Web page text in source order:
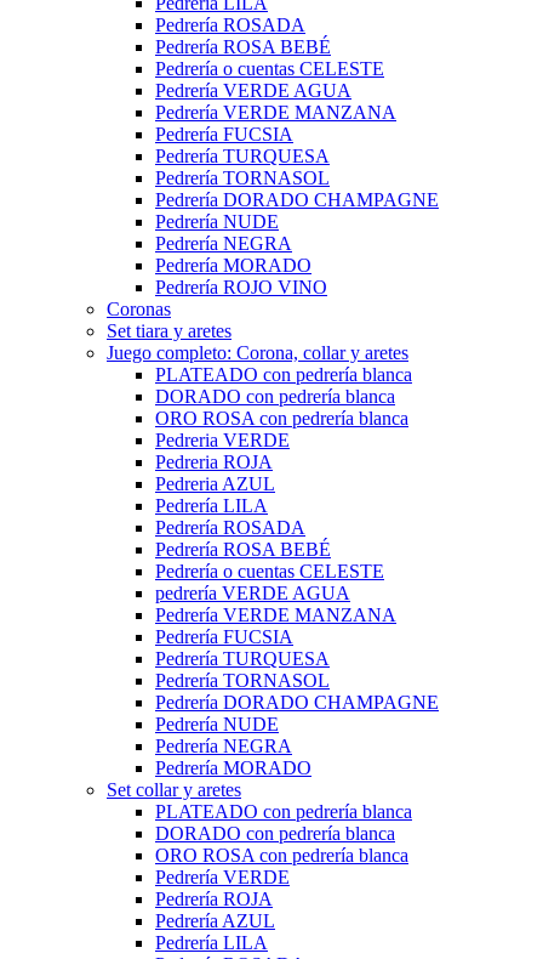
Pedrería ROSADA
Pedrería ROSA BEBÉ
Pedrería o cuentas CELESTE
Pedrería VERDE AGUA
Pedrería VERDE MANZANA
Pedrería FUCSIA
Pedrería TURQUESA
Pedrería TORNASOL
Pedrería DORADO CHAMPAGNE
Pedrería NUDE
Pedrería NEGRA
Pedrería MORADO
Pedrería ROJO VINO
Coronas
Set tiara y aretes
Juego completo: Corona, collar y aretes
PLATEADO con pedrería blanca
DORADO con pedrería blanca
ORO ROSA con pedrería blanca
Pedreria VERDE
Pedreria ROJA
Pedreria AZUL
Pedrería LILA
Pedrería ROSADA
Pedrería ROSA BEBÉ
Pedrería o cuentas CELESTE
pedrería VERDE AGUA
Pedrería VERDE MANZANA
Pedrería FUCSIA
Pedrería TURQUESA
Pedrería TORNASOL
Pedrería DORADO CHAMPAGNE
Pedrería NUDE
Pedrería NEGRA
Pedrería MORADO
Set collar y aretes
PLATEADO con pedrería blanca
DORADO con pedrería blanca
ORO ROSA con pedrería blanca
Pedrería VERDE
Pedrería ROJA
Pedrería AZUL
Pedrería LILA